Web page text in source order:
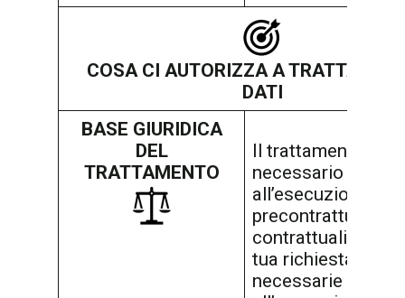
COSA CI AUTORIZZA A TRATTARE I
DATI
BASE GIURIDICA
DEL
TRATTAMENTO
Il trattamento è
necessario
all’esecuzione di
precontrattuali o
contrattuali
tua richiesta o
necessarie